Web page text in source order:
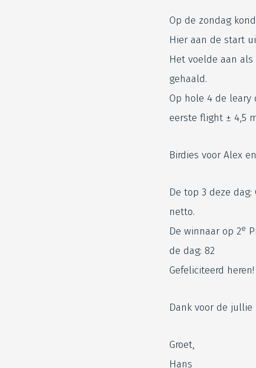
Op de zondag
Hier aan de start
Het voelde aan
gehaald.
Op hole 4 de leary
eerste flight ± 4,5
Birdies voor Alex
De top 3 deze
netto.
De winnaar op 2e
de dag: 82
Gefeliciteerd heren!
Dank voor de jullie
Groet,
Hans